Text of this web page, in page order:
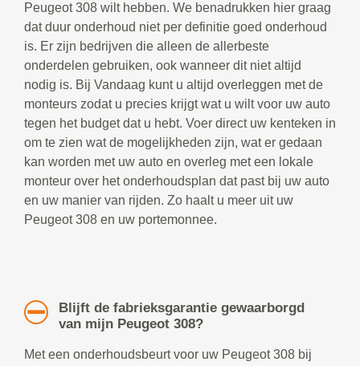
Peugeot 308 wilt hebben. We benadrukken hier graag
dat duur onderhoud niet per definitie goed onderhoud
is. Er zijn bedrijven die alleen de allerbeste
onderdelen gebruiken, ook wanneer dit niet altijd
nodig is. Bij Vandaag kunt u altijd overleggen met de
monteurs zodat u precies krijgt wat u wilt voor uw auto
tegen het budget dat u hebt. Voer direct uw kenteken in
om te zien wat de mogelijkheden zijn, wat er gedaan
kan worden met uw auto en overleg met een lokale
monteur over het onderhoudsplan dat past bij uw auto
en uw manier van rijden. Zo haalt u meer uit uw
Peugeot 308 en uw portemonnee.
Blijft de fabrieksgarantie gewaarborgd
van mijn Peugeot 308?
Met een onderhoudsbeurt voor uw Peugeot 308 bij